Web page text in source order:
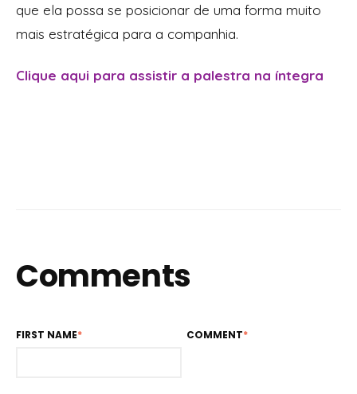
que ela possa se posicionar de uma forma muito
mais estratégica para a companhia.
Clique aqui para assistir a palestra na íntegra
Comments
FIRST NAME* COMMENT*